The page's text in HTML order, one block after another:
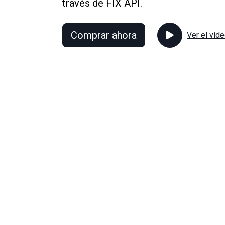
través de FIX API.
Comprar ahora Ver el